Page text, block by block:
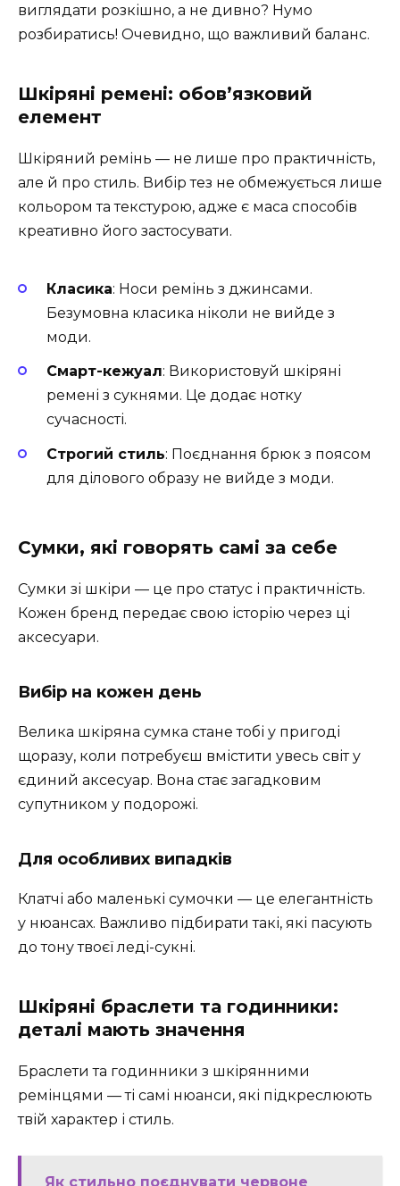
виглядати розкішно, а не дивно? Нумо
розбиратись! Очевидно, що важливий баланс.
Шкіряні ремені: обов’язковий
елемент
Шкіряний ремінь — не лише про практичність,
але й про стиль. Вибір тез не обмежується лише
кольором та текстурою, адже є маса способів
креативно його застосувати.
Класика: Носи ремінь з джинсами.
Безумовна класика ніколи не вийде з
моди.
Смарт-кежуал: Використовуй шкіряні
ремені з сукнями. Це додає нотку
сучасності.
Строгий стиль: Поєднання брюк з поясом
для ділового образу не вийде з моди.
Сумки, які говорять самі за себе
Сумки зі шкіри — це про статус і практичність.
Кожен бренд передає свою історію через ці
аксесуари.
Вибір на кожен день
Велика шкіряна сумка стане тобі у пригоді
щоразу, коли потребуєш вмістити увесь світ у
єдиний аксесуар. Вона стає загадковим
супутником у подорожі.
Для особливих випадків
Клатчі або маленькі сумочки — це елегантність
у нюансах. Важливо підбирати такі, які пасують
до тону твоєї леді-сукні.
Шкіряні браслети та годинники:
деталі мають значення
Браслети та годинники з шкірянними
ремінцями — ті самі нюанси, які підкреслюють
твій характер і стиль.
Як стильно поєднувати червоне